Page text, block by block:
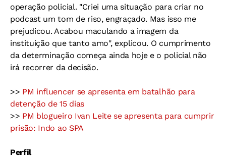
operação policial. "Criei uma situação para criar no
podcast um tom de riso, engraçado. Mas isso me
prejudicou. Acabou maculando a imagem da
instituição que tanto amo", explicou. O cumprimento
da determinação começa ainda hoje e o policial não
irá recorrer da decisão.
>> PM influencer se apresenta em batalhão para
detenção de 15 dias
>> PM blogueiro Ivan Leite se apresenta para cumprir
prisão: Indo ao SPA
Perfil